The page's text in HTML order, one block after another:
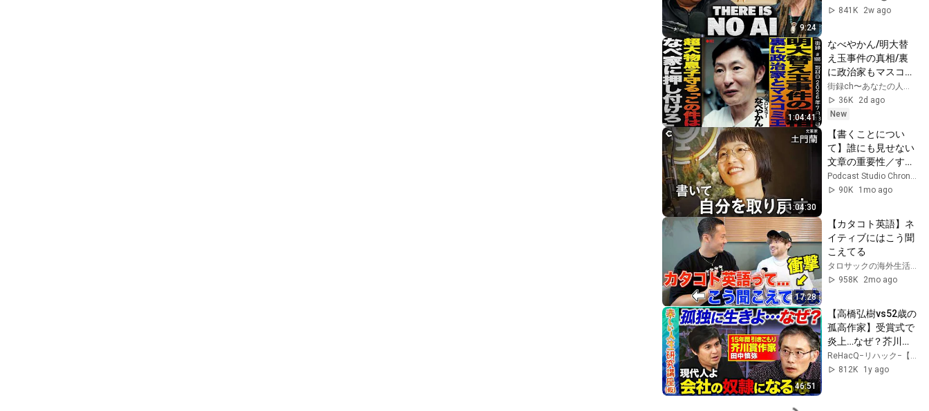
9:24
841K
2w ago
1:04:41
なべやかん/明大替
え玉事件の真相/裏
に政治家もマスコミ
王/超大物の息子守
る「この件はなべ家
に押し付けろ」
36K
2d ago
New
1:04:30
【書くことについ
て】誰にも見せない
文章の重要性／すべ
てがコンテンツ化す
る時代の罠／完全に
門蘭さん × 野村高
文】
90K
1mo ago
17:28
【カタコト英語】ネ
イティブにはこう聞
こえてる
958K
2mo ago
46:51
【高橋弘樹vs52歳の
孤高作家】受賞式で
炎上…なぜ？芥川賞
作家「孤独のすす
め」とは？
812K
1y ago